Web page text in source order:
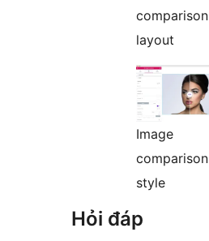
comparison
layout
Image
comparison
style
Hỏi đáp